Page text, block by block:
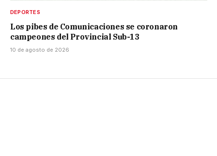
DEPORTES
Los pibes de Comunicaciones se coronaron
campeones del Provincial Sub-13
10 de agosto de 2026